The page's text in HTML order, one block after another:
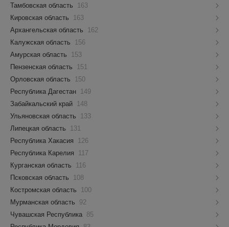
Тамбовская область
163
Кировская область
163
Архангельская область
162
Калужская область
156
Амурская область
153
Пензенская область
151
Орловская область
150
Республика Дагестан
149
Забайкальский край
148
Ульяновская область
133
Липецкая область
131
Республика Хакасия
126
Республика Карелия
117
Курганская область
116
Псковская область
108
Костромская область
100
Мурманская область
92
Чувашская Республика 85